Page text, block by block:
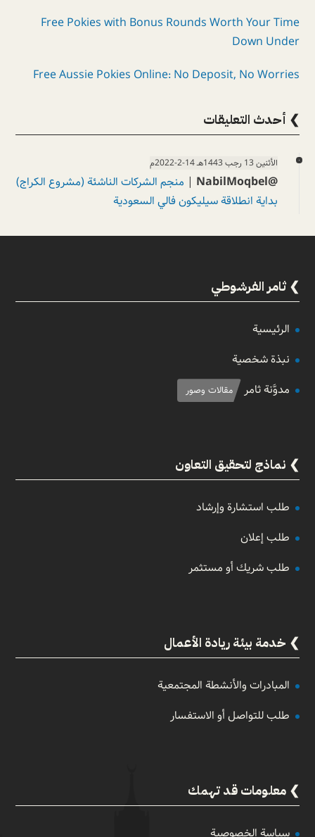
Free Pokies with Bonus Rounds Worth Your Time
Down Under
Free Aussie Pokies Online: No Deposit, No Worries
❯ أحدث التعليقات
الأثنين 13 رجب 1443هـ 14-2-2022م
@NabilMoqbel
| منجم الشركات الناشئة (مشروع الكراج)
بداية انطلاقة سيليكون فالي السعودية
ثامر الفرشوطي
الرئيسية
نبذة شخصية
مدوَّنة ثامر
مقالات وصور
نماذج لتحقيق التعاون
طلب استشارة وإرشاد
طلب إعلان
طلب شريك أو مستثمر
خدمة بيئة ريادة الأعمال
المبادرات والأنشطة المجتمعية
طلب للتواصل أو الاستفسار
معلومات قد تهمك
سياسة الخصوصية